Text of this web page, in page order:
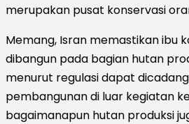
merupakan pusat konservasi
Memang, Isran memastikan ibu
dibangun pada bagian hutan
menurut regulasi dapat
pembangunan di luar kegiatan
bagaimanapun hutan produksi